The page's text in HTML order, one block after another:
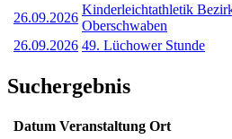
26.09.2026
Kinderleichtathletik
Oberschwaben
26.09.2026 49. Lüchower Stunde
Suchergebnis
Datum Veranstaltung Ort